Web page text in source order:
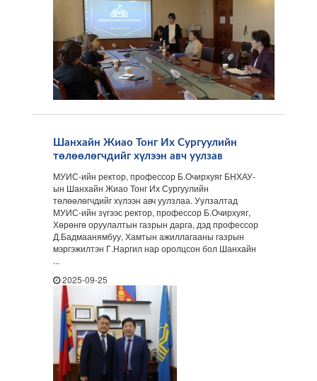
Шанхайн Жиао Тонг Их Сургуулийн
төлөөлөгчдийг хүлээн авч уулзав
МУИС-ийн ректор, профессор Б.Очирхуяг БНХАУ-
ын Шанхайн Жиао Тонг Их Сургуулийн
төлөөлөгчдийг хүлээн авч уулзлаа. Уулзалтад
МУИС-ийн зүгээс ректор, профессор Б.Очирхуяг,
Хөрөнгө оруулалтын газрын дарга, дэд профессор
Д.Бадмаанямбуу, Хамтын ажиллагааны газрын
мэргэжилтэн Г.Наргил нар оролцсон бол Шанхайн
...
2025-09-25